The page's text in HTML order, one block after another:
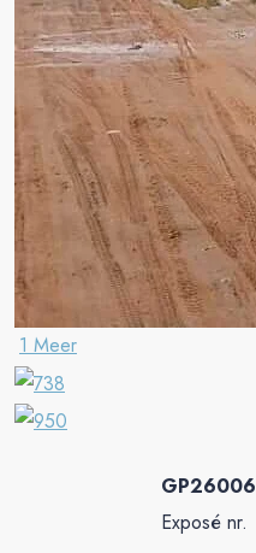
1 Meer
GP26006
Exposé nr.